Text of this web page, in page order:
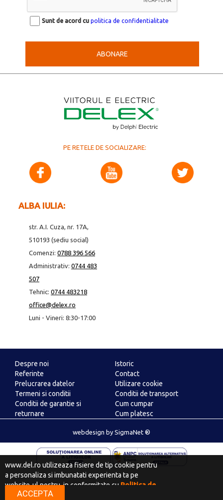
ABONARE
Sunt de acord cu politica de confidentialitate
PE RETELE DE SOCIALIZARE:
ALBA IULIA:
str. A.I. Cuza, nr. 17A,
510193 (sediu social)
Comenzi: 0788 396 566
Administrativ: 0744 483
507
Tehnic: 0744 483218
office@delex.ro
Luni - Vineri: 8:30-17:00
Despre noi
Istoric
Referinte
Contact
Prelucrarea datelor
Utilizare cookie
Termeni si conditii
Conditii de transport
Conditii de garantie si
returnare
Cum cumpar
Cum platesc
webdesign by SigmaNet ®
www.del.ro utilizeaza fisiere de tip cookie pentru
a personaliza si imbunatati experienta ta pe
website-ul nostru, in conformitate cu Politica de
confidentialitate
ACCEPTA